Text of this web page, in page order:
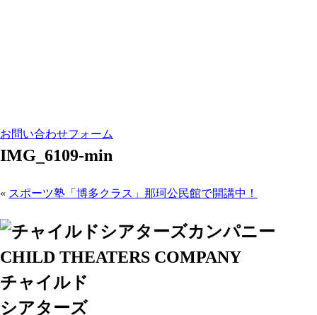
お問い合わせフォーム
IMG_6109-min
« スポーツ塾「博多クラス」那珂公民館で開講中！
チャイルド
シアターズ